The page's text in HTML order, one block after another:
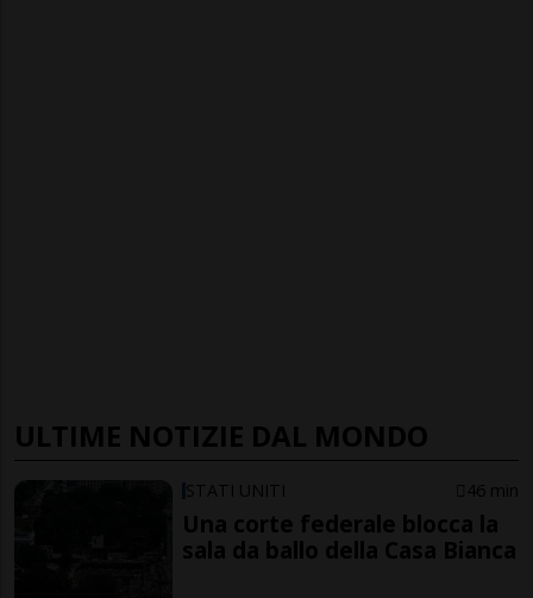
ULTIME NOTIZIE DAL MONDO
STATI UNITI 46 min
Una corte federale blocca la
sala da ballo della Casa Bianca